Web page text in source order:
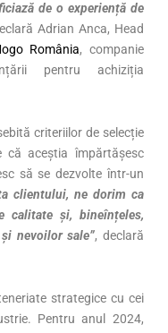
de o experiență de
Adrian Anca, Head
România, companie
pentru achiziția
criteriilor de selecție
că aceștia împărtășesc
să se dezvolte într-un
clientului, ne dorim ca
calitate și, bineînțeles,
nevoilor sale”, declară
strategice cu cei
Pentru anul 2024,